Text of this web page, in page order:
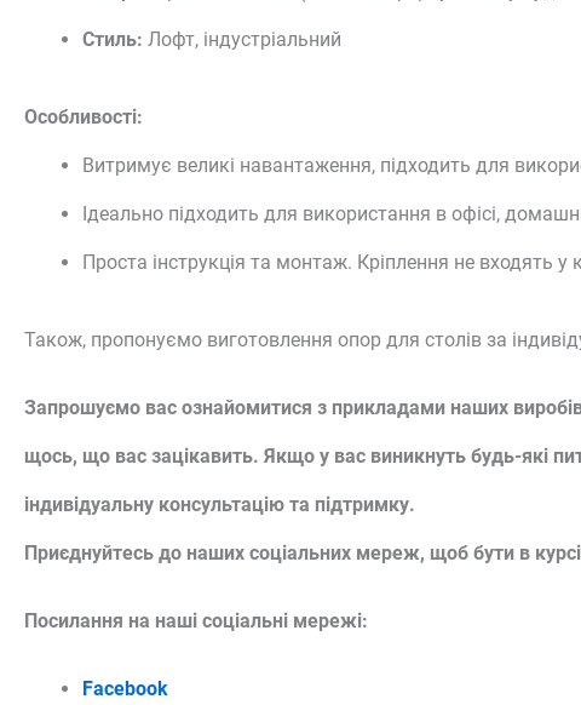
Стиль: Лофт, індустріальний
Особливості:
Витримує великі навантаження, підходить для
Ідеально підходить для використання в офісі,
Проста інструкція та монтаж. Кріплення не входять у
Також, пропонуємо виготовлення опор для столів за
Запрошуємо вас ознайомитися з прикладами наших виробів,
щось, що вас зацікавить. Якщо у вас виникнуть будь-які
індивідуальну консультацію та підтримку.
Приєднуйтесь до наших соціальних мереж, щоб бути в курсі
Посилання на наші соціальні мережі:
Facebook